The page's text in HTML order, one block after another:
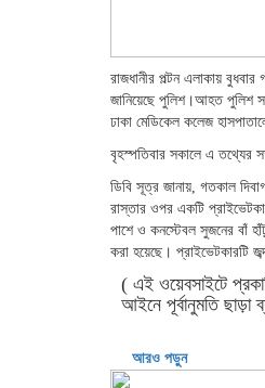
রাজধানীর পল্টন এলাকায়
জানিয়েছে পুলিশ।আহত পুলিশ
ঢাকা মেডিকেল কলেজ
বৃহস্পতিবার সকালে এ তথ্যের
ডিবি সূত্র জানায়, গতকাল
রাস্তার ওপর একটি
পাশে ও কনস্টেবল সুজনের বাঁ
করা হয়েছে। প্রাইভেটকারটি
( এই ওয়েবসাইটে
আইনে পূর্বানুমতি ছাড়া
আরও পড়ুন